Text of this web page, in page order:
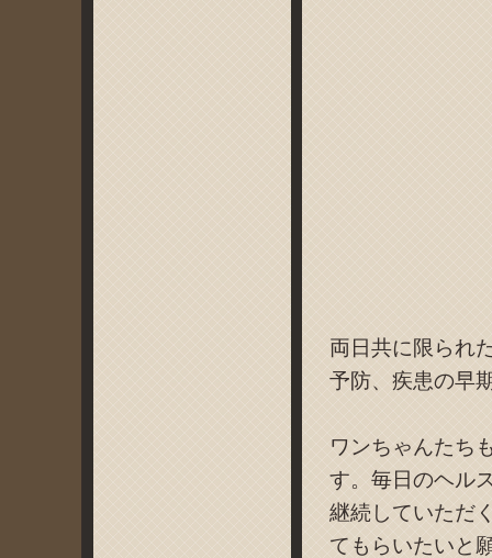
両日共に限られ
予防、疾患の早
ワンちゃんたち
す。毎日のヘル
継続していただ
てもらいたいと